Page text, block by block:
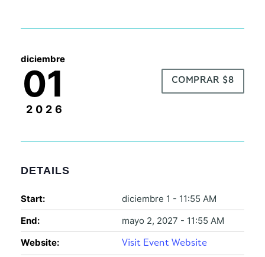
diciembre
01
2026
COMPRAR $8
DETAILS
Start:
diciembre 1 - 11:55 AM
End:
mayo 2, 2027 - 11:55 AM
Website:
Visit Event Website